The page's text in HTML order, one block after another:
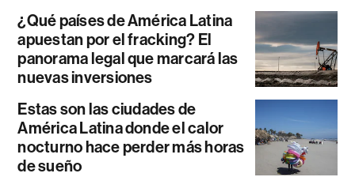
¿Qué países de América Latina
apuestan por el fracking? El
panorama legal que marcará las
nuevas inversiones
Estas son las ciudades de
América Latina donde el calor
nocturno hace perder más horas
de sueño